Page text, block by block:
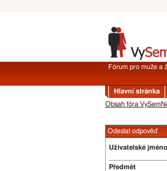
Fórum pro muže a
Hlavní stránka
Obsah fóra
Odeslat odpověď
Uživatelské jméno
Předmět